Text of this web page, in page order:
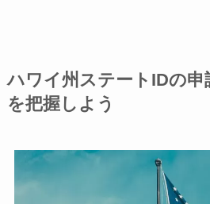
ハワイ州ステートIDの申
を把握しよう